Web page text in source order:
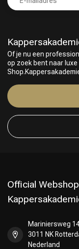
Keuze van onze
Of je nu een
op zoek bent naar
Official
Mariniersweg
3011 NK
Nederland